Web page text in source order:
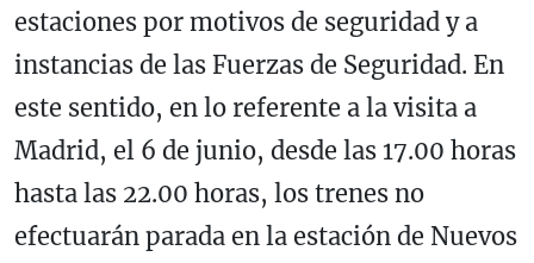
estaciones por motivos de seguridad y a
instancias de las Fuerzas de Seguridad. En
este sentido, en lo referente a la visita a
Madrid, el 6 de junio, desde las 17.00 horas
hasta las 22.00 horas, los trenes no
efectuarán parada en la estación de Nuevos